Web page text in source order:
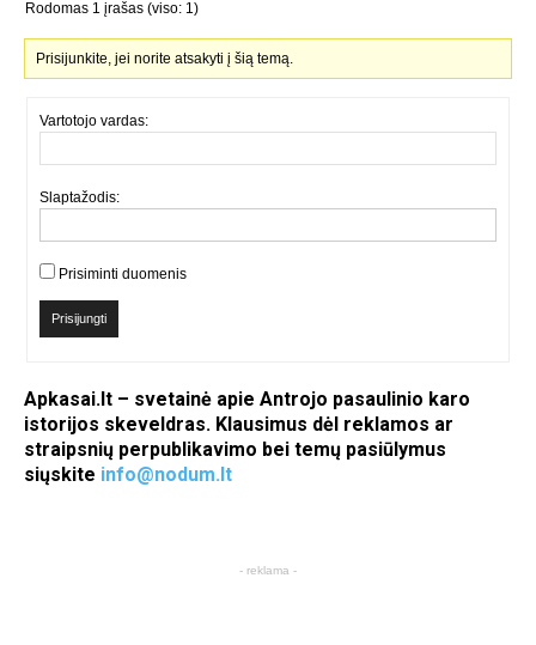
Rodomas 1 įrašas (viso: 1)
Prisijunkite, jei norite atsakyti į šią temą.
Vartotojo vardas:
Slaptažodis:
Prisiminti duomenis
Prisijungti
Apkasai.lt – svetainė apie Antrojo pasaulinio karo
istorijos skeveldras. Klausimus dėl reklamos ar
straipsnių perpublikavimo bei temų pasiūlymus
siųskite info@nodum.lt
- reklama -